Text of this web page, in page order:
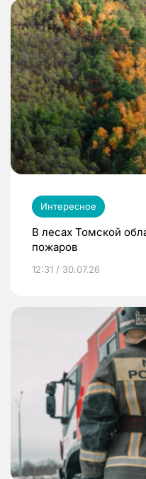
Интересное
В лесах Томской
пожаров
12:31 / 30.07.26